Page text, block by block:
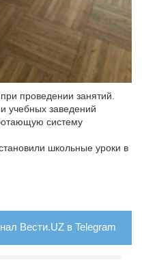
проведении занятий.
учебных заведений
систему
школьные уроки в
Вести.UZ в Telegram